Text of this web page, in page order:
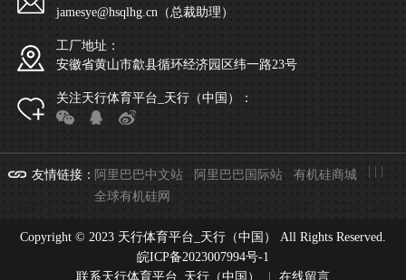
jamesye@hsqlhg.cn（总裁助理）
工厂地址：
安徽省黄山市歙县循环经济园区纬一路23号
关注天行体育平台_天行（中国）：
友情链接： 阿里巴巴中文站 阿里巴巴国际站 有机硅商城
全球有机硅网
Copyright © 2023 天行体育平台_天行（中国） All Rights Reserved.
皖ICP备2023007994号-1
联系天行体育平台_天行（中国）
在线留言